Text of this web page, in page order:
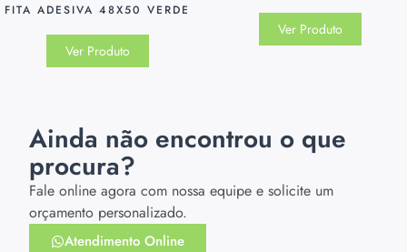
FITA ADESIVA 48X50 VERDE
Ver Produto
Ver Produto
Ainda não encontrou o que
procura?
Fale online agora com nossa equipe e solicite um
orçamento personalizado.
Atendimento Online